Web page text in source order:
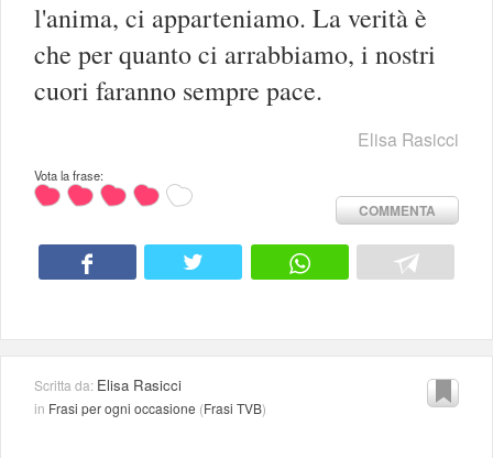
l'anima, ci apparteniamo. La verità è
che per quanto ci arrabbiamo, i nostri
cuori faranno sempre pace.
Elisa Rasicci
Vota la frase:
COMMENTA
Scritta da: Elisa Rasicci
in Frasi per ogni occasione (Frasi TVB)